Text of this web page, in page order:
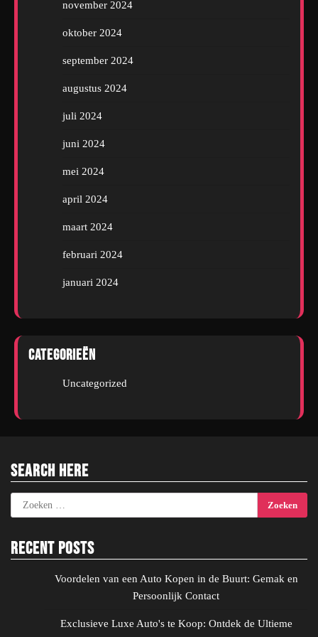
november 2024
oktober 2024
september 2024
augustus 2024
juli 2024
juni 2024
mei 2024
april 2024
maart 2024
februari 2024
januari 2024
Categorieën
Uncategorized
Search Here
Zoeken
naar:
Recent Posts
Voordelen van een Auto Kopen in de Buurt: Gemak en
Persoonlijk Contact
Exclusieve Luxe Auto's te Koop: Ontdek de Ultieme